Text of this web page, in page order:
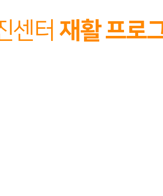
센터재활 프로